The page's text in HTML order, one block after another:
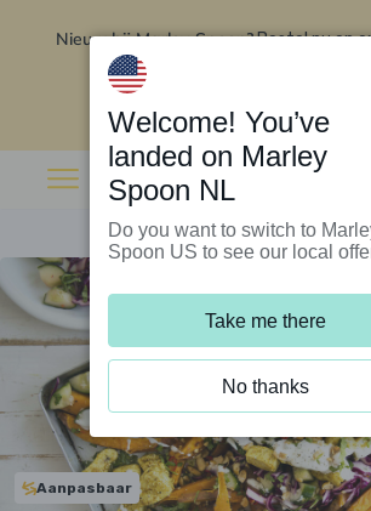
Nieuw bij Marley Spoon?Bestel nu en
Aanpasbaar
Welcome! You’ve
landed on Marley
Spoon NL
Do you want to switch to
Spoon US to see our local
Take me there
No thanks